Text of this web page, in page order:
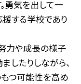
勇気を出して一
する学校であり
力や成長の様子
したりしながら、
つ可能性を高め